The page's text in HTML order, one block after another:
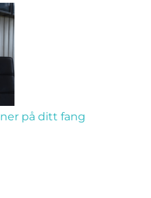
på ditt fang